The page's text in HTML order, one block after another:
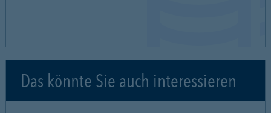
Das könnte Sie auch interessieren